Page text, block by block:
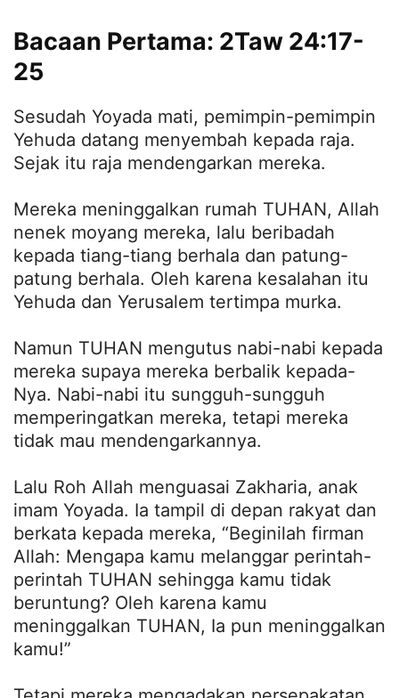
Bacaan Pertama: 2Taw 24:17-
25
Sesudah Yoyada mati, pemimpin-pemimpin
Yehuda datang menyembah kepada raja.
Sejak itu raja mendengarkan mereka.
Mereka meninggalkan rumah TUHAN, Allah
nenek moyang mereka, lalu beribadah
kepada tiang-tiang berhala dan patung-
patung berhala. Oleh karena kesalahan itu
Yehuda dan Yerusalem tertimpa murka.
Namun TUHAN mengutus nabi-nabi kepada
mereka supaya mereka berbalik kepada-
Nya. Nabi-nabi itu sungguh-sungguh
memperingatkan mereka, tetapi mereka
tidak mau mendengarkannya.
Lalu Roh Allah menguasai Zakharia, anak
imam Yoyada. Ia tampil di depan rakyat dan
berkata kepada mereka, “Beginilah firman
Allah: Mengapa kamu melanggar perintah-
perintah TUHAN sehingga kamu tidak
beruntung? Oleh karena kamu
meninggalkan TUHAN, Ia pun meninggalkan
kamu!”